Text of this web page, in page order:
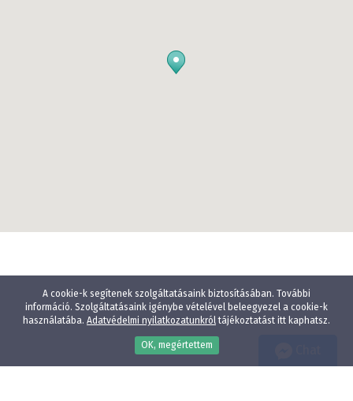
A cookie-k segítenek szolgáltatásaink biztosításában. További
információ. Szolgáltatásaink igénybe vételével beleegyezel a cookie-k
használatába. Adatvédelmi nyilatkozatunkróltájékoztatást itt kaphatsz.
OK, megértettem